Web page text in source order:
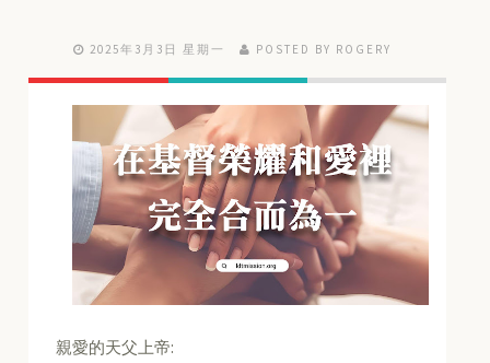
2025年3月3日 星期一 POSTED BY ROGERY
親愛的天父上帝: